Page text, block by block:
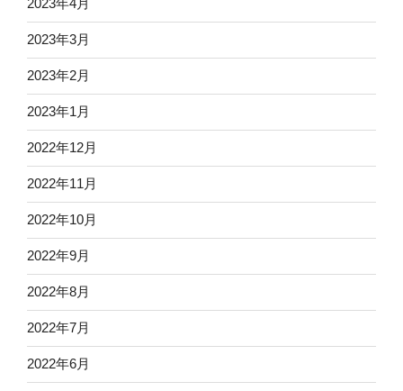
2023年4月
2023年3月
2023年2月
2023年1月
2022年12月
2022年11月
2022年10月
2022年9月
2022年8月
2022年7月
2022年6月